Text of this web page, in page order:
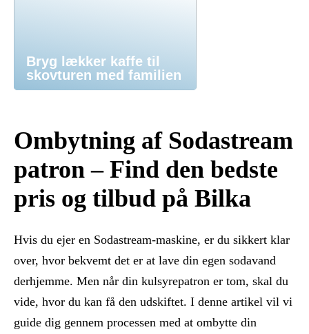
Bryg lækker kaffe til
skovturen med familien
Ombytning af Sodastream
patron – Find den bedste
pris og tilbud på Bilka
Hvis du ejer en Sodastream-maskine, er du sikkert klar
over, hvor bekvemt det er at lave din egen sodavand
derhjemme. Men når din kulsyrepatron er tom, skal du
vide, hvor du kan få den udskiftet. I denne artikel vil vi
guide dig gennem processen med at ombytte din